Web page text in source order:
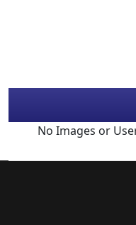
No Images or